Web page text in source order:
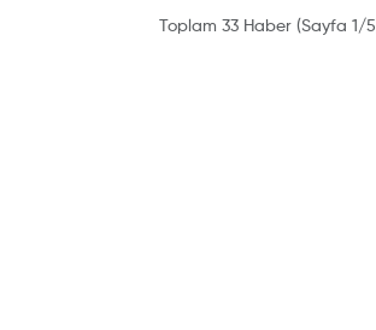
Toplam 33 Haber (Sayfa 1/